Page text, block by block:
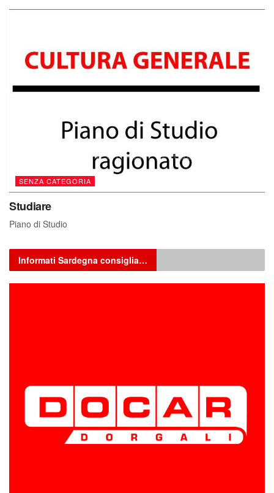
SENZA CATEGORIA
Studiare
Piano di Studio
Informati Sardegna consiglia…